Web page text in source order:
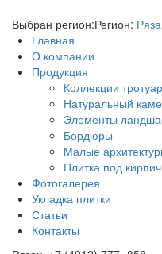
Выбран регион:Регион:
Главная
О компании
Продукция
Коллекции
Натуральный
Элементы
Бордюры
Малые
Плитка под кирпич
Фотогалерея
Укладка плитки
Статьи
Контакты